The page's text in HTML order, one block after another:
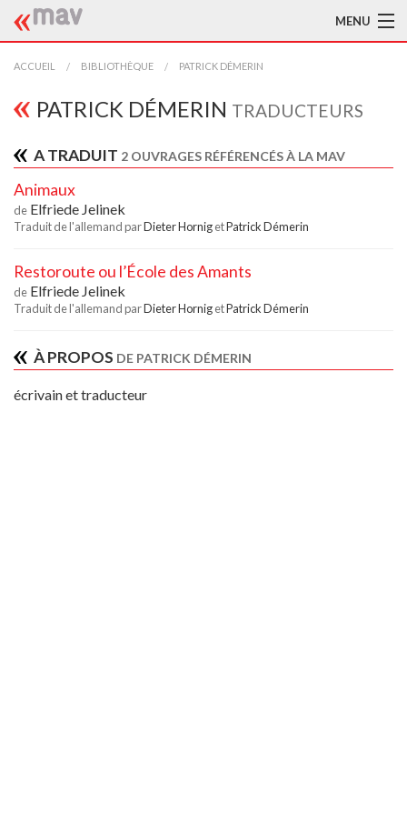
MENU
ACCUEIL
LA MAV
TRADUCTEURS
AIDE À LA TRADUCTION
À L'AFFICHE
ACCUEIL BIBLIOTHÈQUE PATRICK DÉMERIN
PATRICK DÉMERIN TRADUCTEURS
A TRADUIT 2 OUVRAGES RÉFÉRENCÉS À LA MAV
Animaux
de Elfriede Jelinek
Traduit de l'allemand parDieter HornigetPatrick Démerin
Restoroute ou l’École des Amants
de Elfriede Jelinek
Traduit de l'allemand parDieter HornigetPatrick Démerin
À PROPOS DE PATRICK DÉMERIN
écrivain et traducteur